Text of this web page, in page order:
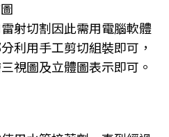
射切割因此需用電腦軟體
利用手工剪切組裝即可，
視圖及立體圖表示即可。